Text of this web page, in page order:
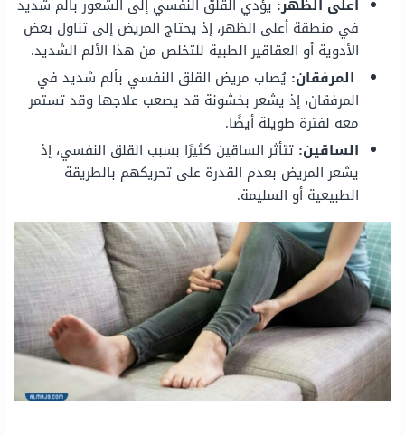
أعلى الظهر: يؤدي القلق النفسي إلى الشعور بألم شديد
في منطقة أعلى الظهر، إذ يحتاج المريض إلى تناول بعض
الأدوية أو العقاقير الطبية للتخلص من هذا الألم الشديد.
المرفقان: يُصاب مريض القلق النفسي بألم شديد في
المرفقان، إذ يشعر بخشونة قد يصعب علاجها وقد تستمر
معه لفترة طويلة أيضًا.
الساقين: تتأثر الساقين كثيرًا بسبب القلق النفسي، إذ
يشعر المريض بعدم القدرة على تحريكهم بالطريقة
الطبيعية أو السليمة.